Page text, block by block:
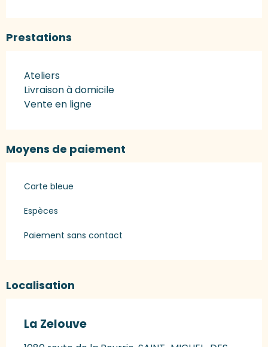
Prestations
Ateliers
Livraison à domicile
Vente en ligne
Moyens de paiement
Carte bleue
Espèces
Paiement sans contact
Localisation
La Zelouve